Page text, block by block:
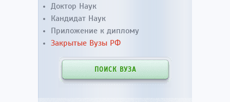
Доктор Наук
Кандидат Наук
Приложение к диплому
Закрытые Вузы РФ
ПОИСК ВУЗА